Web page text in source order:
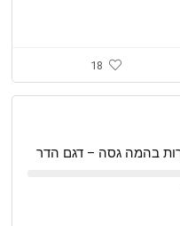
18
בהמה גסה – דגם הדר